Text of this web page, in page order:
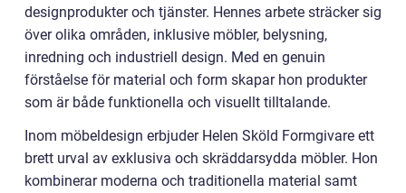
designprodukter och tjänster. Hennes arbete sträcker sig
över olika områden, inklusive möbler, belysning,
inredning och industriell design. Med en genuin
förståelse för material och form skapar hon produkter
som är både funktionella och visuellt tilltalande.
Inom möbeldesign erbjuder Helen Sköld Formgivare ett
brett urval av exklusiva och skräddarsydda möbler. Hon
kombinerar moderna och traditionella material samt